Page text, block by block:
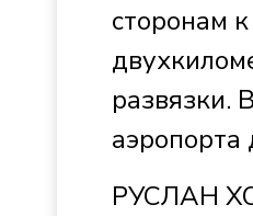
сторонам
развязки.
аэропорта
РУСЛАН